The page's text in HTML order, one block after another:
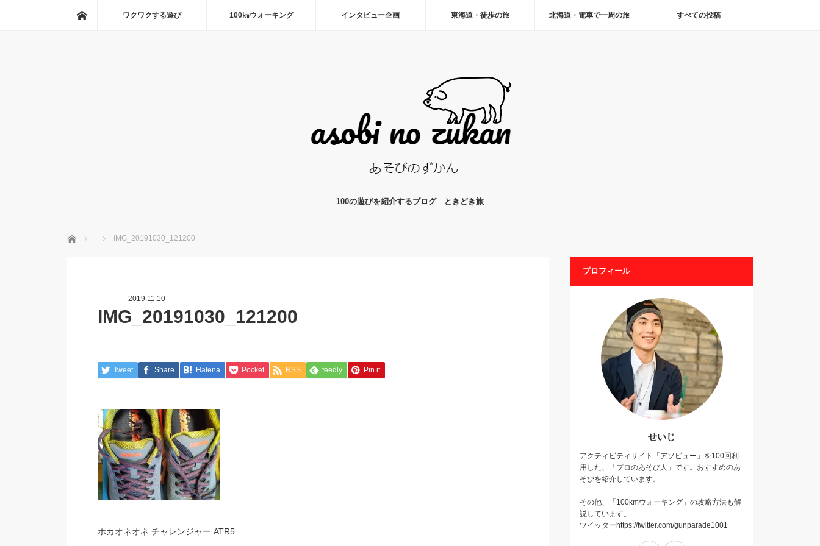
ホームワクワクする遊び 100㎞ウォーキング インタビュー企画 東海道・徒歩の旅 北海道・電車で一周の旅 すべての投稿
100の遊びを紹介するブログ ときどき旅
ホーム IMG_20191030_121200
2019.11.10
IMG_20191030_121200
Tweet Share Hatena Pocket RSS feedly Pin it
ホカオネオネ チャレンジャー ATR5
プロフィール
せいじ
アクティビティサイト「アソビュー」を100回利
用した、「プロのあそび人」です。おすすめのあ
そびを紹介しています。
その他、「100kmウォーキング」の攻略方法も解
説しています。
ツイッターhttps://twitter.com/gunparade1001